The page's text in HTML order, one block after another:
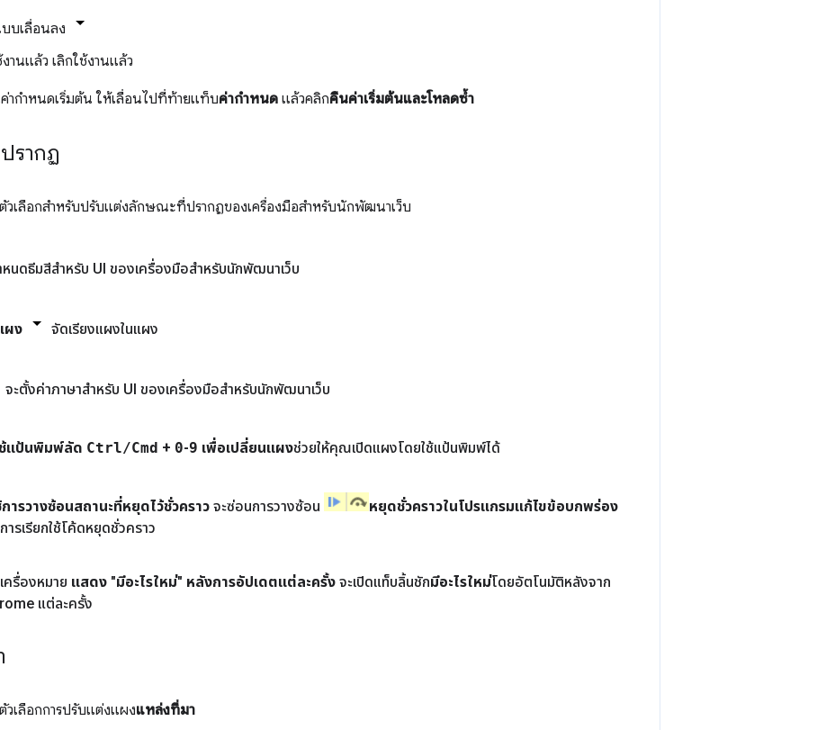
บบเลื่อนลง
เลิกใช้งานแล้ว
ากำหนดเริ่มต้น ให้เลื่อนไปที่ท้ายแท็บค่ากำหนด แล้วคลิกคืนค่าเริ่มต้นและโหลดซ้ำ
รากฏ
เลือกสำหรับปรับแต่งลักษณะที่ปรากฏของเครื่องมือสำหรับนักพัฒนาเว็บ
หนดธีมสีสำหรับ UI ของเครื่องมือสำหรับนักพัฒนาเว็บ
ผง จัดเรียงแผงในแผง
จะตั้งค่าภาษาสำหรับ UI ของเครื่องมือสำหรับนักพัฒนาเว็บ
ช้แป้นพิมพ์ลัด Ctrl/Cmd + 0-9 เพื่อเปลี่ยนแผงช่วยให้คุณเปิดแผงโดยใช้แป้นพิมพ์ได้
ารวางซ้อนสถานะที่หยุดไว้ชั่วคราว จะซ่อนการวางซ้อน
หยุดชั่วคราวในโปรแกรมแก้ไขข้อบกพร่อง
ารเรียกใช้โค้ดหยุดชั่วคราว
แสดง "มีอะไรใหม่" หลังการอัปเดตแต่ละครั้ง จะเปิดแท็บลิ้นชักมีอะไรใหม่โดยอัตโนมัติหลังจาก
แต่ละครั้ง
เลือกการปรับแต่งแผงแหล่งที่มา